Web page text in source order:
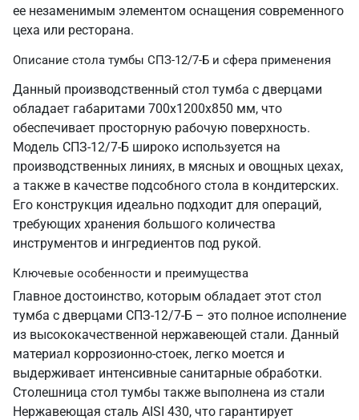
ее незаменимым элементом оснащения современного
цеха или ресторана.
Описание стола тумбы СПЗ-12/7-Б и сфера применения
Данный производственный стол тумба с дверцами
обладает габаритами 700х1200х850 мм, что
обеспечивает просторную рабочую поверхность.
Модель СПЗ-12/7-Б широко используется на
производственных линиях, в мясных и овощных цехах,
а также в качестве подсобного стола в кондитерских.
Его конструкция идеально подходит для операций,
требующих хранения большого количества
инструментов и ингредиентов под рукой.
Ключевые особенности и преимущества
Главное достоинство, которым обладает этот стол
тумба с дверцами СПЗ-12/7-Б – это полное исполнение
из высококачественной нержавеющей стали. Данный
материал коррозионно-стоек, легко моется и
выдерживает интенсивные санитарные обработки.
Столешница стол тумбы также выполнена из стали
Нержавеющая сталь AISI 430, что гарантирует